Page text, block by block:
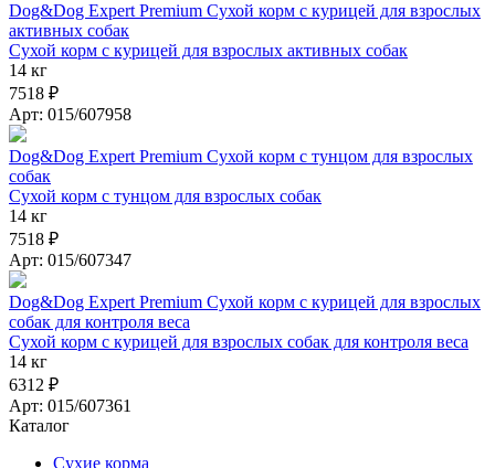
Dog&Dog Expert Premium Сухой корм с курицей для взрослых
активных собак
Сухой корм с курицей для взрослых активных собак
14 кг
7518 ₽
Арт: 015/607958
Dog&Dog Expert Premium Сухой корм с тунцом для взрослых
собак
Сухой корм с тунцом для взрослых собак
14 кг
7518 ₽
Арт: 015/607347
Dog&Dog Expert Premium Сухой корм с курицей для взрослых
собак для контроля веса
Сухой корм с курицей для взрослых собак для контроля веса
14 кг
6312 ₽
Арт: 015/607361
Каталог
Сухие корма